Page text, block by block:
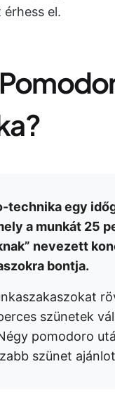
el.
technika egy
a munkát 25
nevezett
bontja.
szünetek
pomodoro
szünet